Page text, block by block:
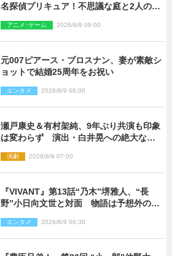
名探偵プリキュア！不思議な庭と2人の秘
アニメ･ゲーム 2026/8/9 09:00
元007ピアース・ブロスナン、妻が素敵シ
ョットで結婚25周年をお祝い
エンタメ 2026/8/9 08:00
瀬戸康史＆有村架純、9年ぶり共演も印象
は変わらず 演出・白井晃への絶大なる
演劇 2026/8/9 07:00
『VIVANT』第13話“乃木”堺雅人、“長
野”小日向文世と対面 物語は予想外の展
エンタメ 2026/8/9 06:30